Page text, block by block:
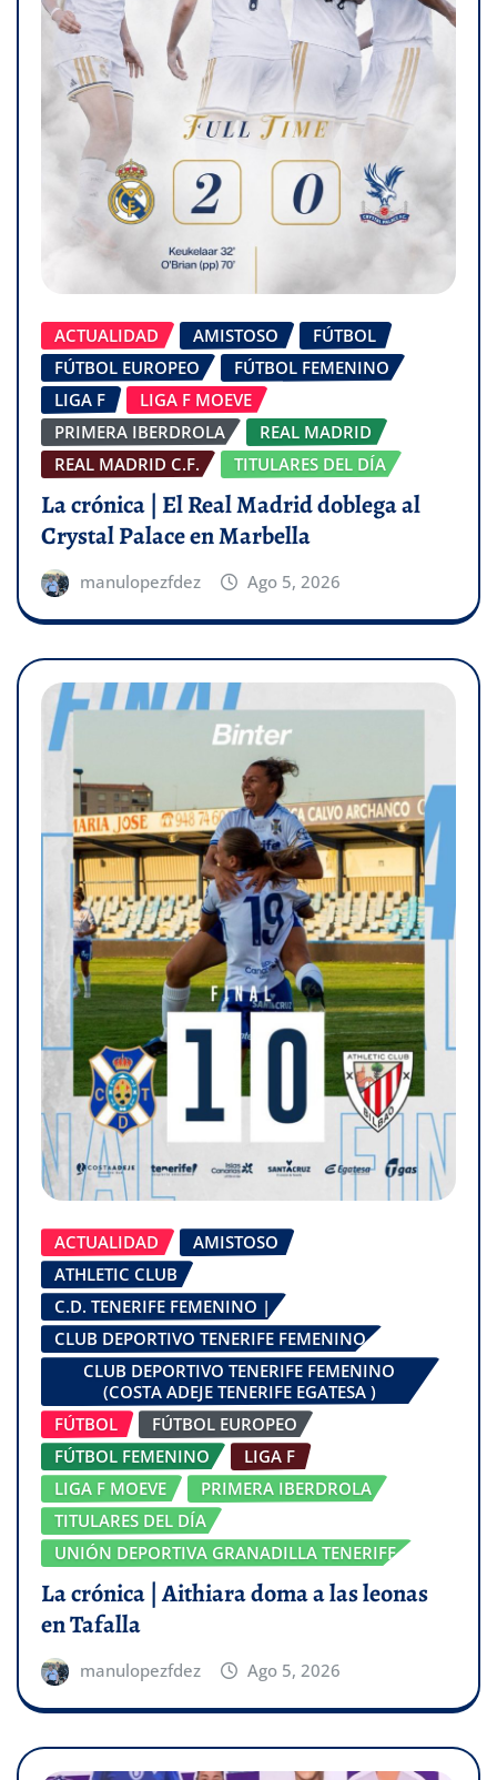
ACTUALIDAD AMISTOSO
FÚTBOL
FÚTBOL EUROPEO
FÚTBOL FEMENINO
LIGA F
LIGA F MOEVE
PRIMERA IBERDROLA
REAL MADRID
REAL MADRID C.F.
TITULARES DEL DÍA
La crónica | El Real Madrid doblega al
Crystal Palace en Marbella
manulopezfdez Ago 5, 2026
ACTUALIDAD
AMISTOSO
ATHLETIC CLUB
C.D. TENERIFE FEMENINO |
CLUB DEPORTIVO TENERIFE FEMENINO
CLUB DEPORTIVO TENERIFE FEMENINO
(COSTA ADEJE TENERIFE EGATESA )
FÚTBOL
FÚTBOL EUROPEO
FÚTBOL FEMENINO
LIGA F
LIGA F MOEVE
PRIMERA IBERDROLA
TITULARES DEL DÍA
UNIÓN DEPORTIVA GRANADILLA TENERIFE
La crónica | Aithiara doma a las leonas
en Tafalla
manulopezfdez Ago 5, 2026